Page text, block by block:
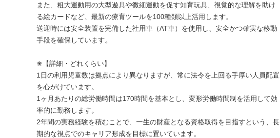
また、粗大運動用の大型遊具や微細運動を促す知育玩具、視覚的な理解を助け
る絵カードなど、最新の療育ツールを100種類以上活用します。
送迎時には安全装置を完備した社用車（AT車）を使用し、安全かつ確実な移動
手段を確保しています。
✬【詳細・どれくらい】
1日の利用児童数は拠点により異なりますが、常に法令を上回る手厚い人員配置
を心がけています。
1ヶ月あたりの総労働時間は170時間を基本とし、変形労働時間制を活用して効
率的に勤務します。
2年間の実務経験を積むことで、一生の財産となる資格取得を目指すという、長
期的な視点でのキャリア形成を目標に置いています。